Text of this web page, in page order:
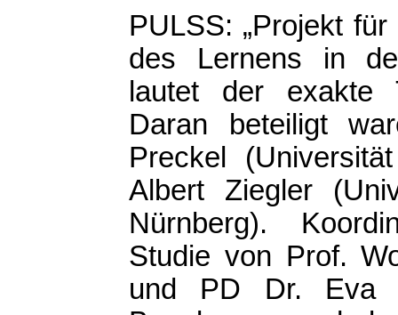
PULSS: „Projekt
des Lernens in
lautet der exakte
Daran beteiligt
Preckel
Albert Ziegler
Nürnberg).
Studie von Prof.
und PD Dr. Eva